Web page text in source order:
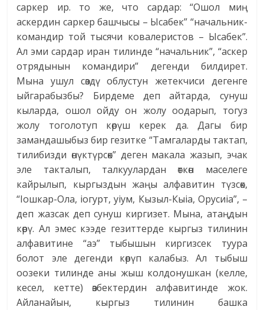
саркер ир. то же, что сардар: “Ошол миң
аскердин саркер башчысы – Ысабек” “начальник-
командир той тысячи ковалеристов – Ысабек”.
Ал эми сардар иран тилинде “начальник”, “аскер
отрядынын командири” дегенди билдирет.
Мына ушул сөздү облустун жетекчиси дегенге
ыйгарабызбы? Бирдеме деп айтарда, сунуш
кыларда, ошол ойду он жолу оодарып, тогуз
жолу тоголотуп көрүш керек да. Дагы бир
замандашыбыз бир гезитке “Тамгаларды тактап,
тилибизди өнүктүрсөк” деген макала жазып, эчак
эле такталып, талкуулардан өткөн маселеге
кайрылып, кыргыздын жаңы алфавитин түзсөк,
“Iошкар-Ола, iогурт, уiум, Кызыл-Кыiа, Орусиiа”, –
деп жазсак деп сунуш киргизет. Мына, атаңдын
көрү. Ал эмес кээде гезиттерде кыргыз тилинин
алфавитине “аэ” тыбышын киргизсек туура
болот эле дегенди көрүп калабыз. Ал тыбыш
оозеки тилинде аны жыш колдонушкан (келле,
кесел, кетте) өзбектердин алфавитинде жок.
Айланайын, кыргыз тилинин башка